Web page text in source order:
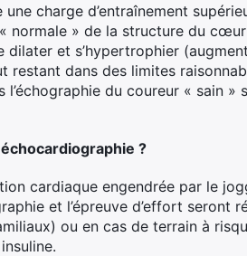
charge d’entraînement
normale » de la structure du
et s’hypertrophier
restant dans des limites
du coureur « sain »
?
cardiaque engendrée par le
et l’épreuve d’effort seront
ou en cas de terrain à